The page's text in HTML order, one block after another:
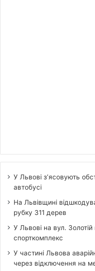
У Львові з’ясовують
автобусі
На Львівщині
рубку 311 дерев
У Львові на вул.
спорткомплекс
У частині Львова
через відключення на